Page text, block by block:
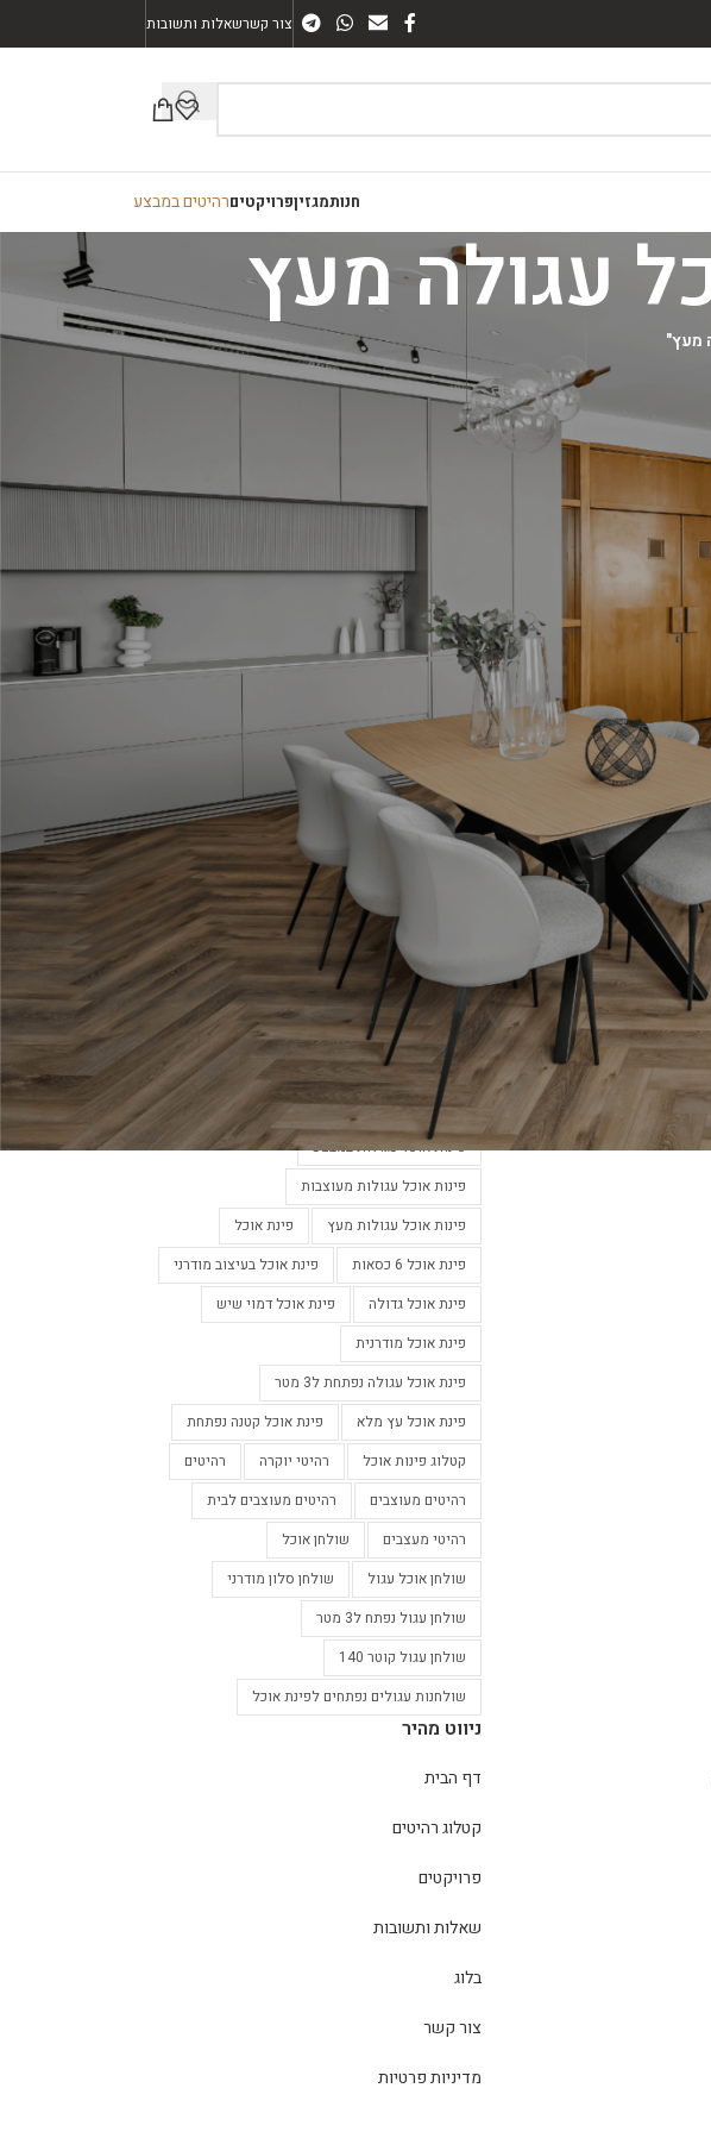
צור קשרשאלות ותשובות
חנותמגזיןפרויקטיםרהיטים במבצע
קטגוריות
ארונות אמבטיה
תגיות
ארון אמבטיה שחור בהזמנה אישית
במבצע
התאמה אישית
יצרני כסאות לפינת אוכל
מעוצבות
עיצוב אישי
עיצוב פינת אוכל עם מראות
פינות אוכל
פינות אוכל איטלקיות
פינות אוכל במבצע
פינות אוכל יוקרתיות
פינות אוכל יוקרתיות במבצע
פינות אוכל יוקרתיות מעץ
פינות אוכל יוקרתיות משיש
פינות אוכל מעוצבות
פינות אוכל מעוצבות בלבן
פינות אוכל מעוצבות נפתחות
פינות אוכל עגולות במבצע
פינות אוכל עגולות מעוצבות
פינות אוכל עגולות מעץ
פינת אוכל
פינת אוכל 6 כסאות
פינת אוכל בעיצוב מודרני
פינת אוכל גדולה
פינת אוכל דמוי שיש
פינת אוכל מודרנית
פינת אוכל עגולה נפתחת ל3 מטר
פינת אוכל עץ מלא
פינת אוכל קטנה נפתחת
קטלוג פינות אוכל
רהיטי יוקרה
רהיטים
רהיטים מעוצבים
רהיטים מעוצבים לבית
רהיטי מעצבים
שולחן אוכל
שולחן אוכל עגול
שולחן סלון מודרני
שולחן עגול נפתח ל3 מטר
שולחן עגול קוטר 140
שולחנות עגולים נפתחים לפינת אוכל
ניווט מהיר
דף הבית
קטלוג רהיטים
פרויקטים
שאלות ותשובות
בלוג
צור קשר
מדיניות פרטיות